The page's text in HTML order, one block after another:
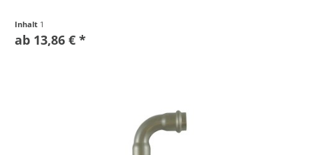
Inhalt 1
ab 13,86 € *